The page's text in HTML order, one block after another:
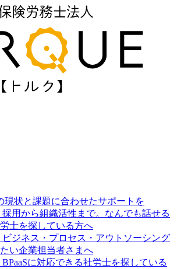
現状と課題に合わせたサポートを
採用から組織活性まで。なんでも話せる
士を探している方へ
ビジネス・プロセス・アウトソーシング
い企業担当者さまへ
BPaaSに対応できる社労士を探している